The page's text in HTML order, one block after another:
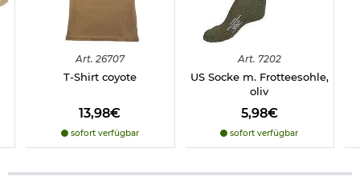
Art. 26707
T-Shirt coyote
13,98€
sofort verfügbar
Art. 7202
US Socke m. Frotteesohle,
oliv
5,98€
sofort verfügbar